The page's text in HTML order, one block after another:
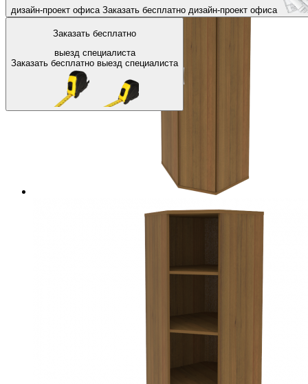
дизайн-проект офиса Заказать бесплатно дизайн-проект офиса
Заказать бесплатно
выезд специалиста
Заказать бесплатно выезд специалиста